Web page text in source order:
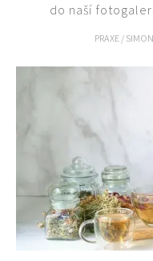
do naší
PRAXE /